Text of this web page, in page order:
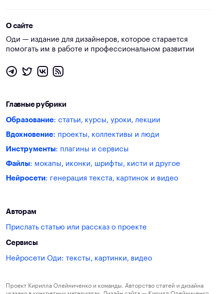
О сайте
Оди — издание для дизайнеров, которое старается
помогать им в работе и профессиональном развитии
Главные рубрики
Образование: статьи, курсы, уроки, лекции
Вдохновение: проекты, коллективы и люди
Инструменты: плагины и сервисы
Файлы: мокапы, иконки, шрифты, кисти и другое
Нейросети: генерация текста, картинок и видео
Авторам
Прислать статью или рассказ о проекте
Сервисы
Нейросети Оди: тексты, картинки, видео
Проект Кирилла Олейниченко и команды. Авторство статей и дизайна